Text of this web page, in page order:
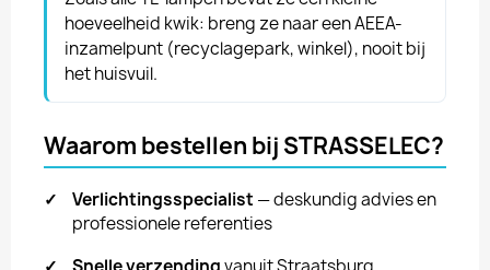
hoeveelheid kwik: breng ze naar een AEEA-
inzamelpunt (recyclagepark, winkel), nooit bij
het huisvuil.
Waarom bestellen bij STRASSELEC?
✓ Verlichtingsspecialist — deskundig advies en
professionele referenties